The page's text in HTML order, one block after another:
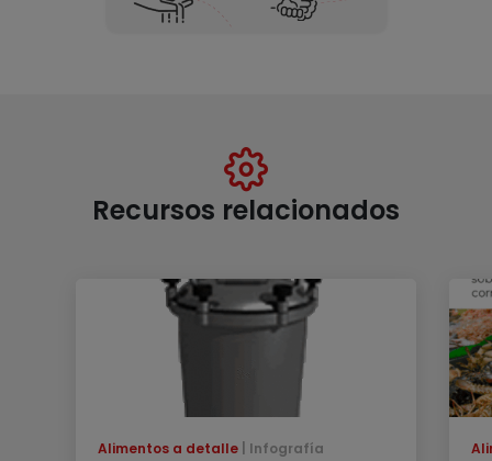
Recursos relacionados
Alimentos a detalle Infografía